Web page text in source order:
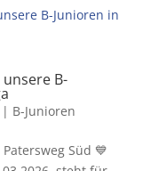
B-
B-Junioren
Süd 💙